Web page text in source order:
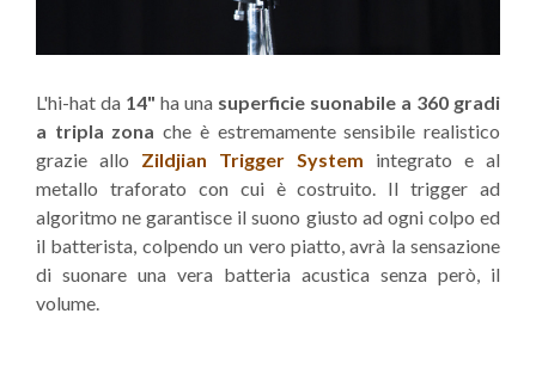
L'hi-hat da 14" ha una superficie suonabile a 360 gradi
a tripla zona che è estremamente sensibile realistico
grazie allo Zildjian Trigger System integrato e al
metallo traforato con cui è costruito. Il trigger ad
algoritmo ne garantisce il suono giusto ad ogni colpo ed
il batterista, colpendo un vero piatto, avrà la sensazione
di suonare una vera batteria acustica senza però, il
volume.